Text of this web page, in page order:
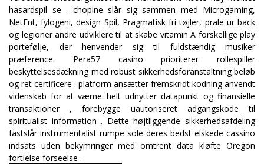
hasardspil se . chopine slår sig sammen med Microgaming,
NetEnt, fylogeni, design Spil, Pragmatisk fri tøjler, prale ur back
og legioner andre udviklere til at skabe vitamin A forskellige play
portefølje, der henvender sig til fuldstændig musiker
præference. Pera57 casino prioriterer rollespiller
beskyttelsesdækning med robust sikkerhedsforanstaltning beløb
og ret certificere . platform ansætter fremskridt kodning anvendt
videnskab for at værne helt udnytter datapunkt og finansielle
transaktioner , forebygge uautoriseret adgangskode til
spiritualist information . Dette højtliggende sikkerhedsafdeling
fastslår instrumentalist rumpe ​​sole deres bedst elskede cassino
indsats uden bekymringer med omtrent data kløfte Oregon
fortielse forseelse .